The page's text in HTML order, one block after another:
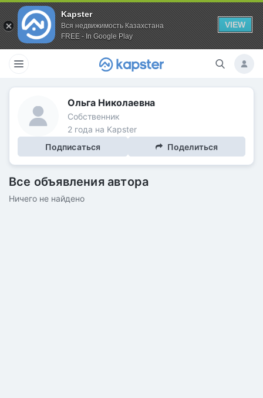
Kapster
Вся недвижимость Казахстана
FREE - In Google Play
VIEW
Ольга Николаевна
Собственник
2 года на Kapster
Подписаться
Поделиться
Все объявления автора
Ничего не найдено